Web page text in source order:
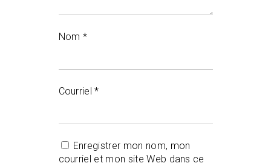
Nom *
Courriel*
Enregistrer mon nom, mon
courriel et mon site Web dans ce